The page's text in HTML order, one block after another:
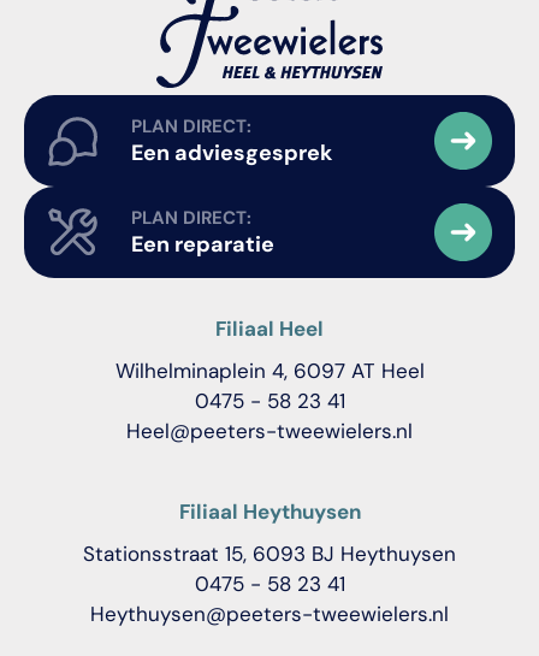
PLAN DIRECT:
Een adviesgesprek
PLAN DIRECT:
Een reparatie
Filiaal Heel
Wilhelminaplein 4, 6097 AT Heel
0475 - 58 23 41
Heel@peeters-tweewielers.nl
Filiaal Heythuysen
Stationsstraat 15, 6093 BJ Heythuysen
0475 - 58 23 41
Heythuysen@peeters-tweewielers.nl